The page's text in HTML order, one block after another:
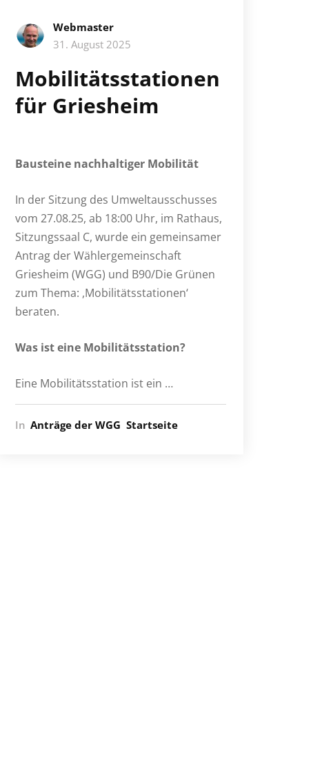
Webmaster
31. August 2025
Mobilitätsstationen
für Griesheim
Bausteine nachhaltiger Mobilität
In der Sitzung des Umweltausschusses
vom 27.08.25, ab 18:00 Uhr, im Rathaus,
Sitzungssaal C, wurde ein gemeinsamer
Antrag der Wählergemeinschaft
Griesheim (WGG) und B90/Die Grünen
zum Thema: ,Mobilitätsstationen‘
beraten.
Was ist eine Mobilitätsstation?
Eine Mobilitätsstation ist ein …
In Anträge der WGG Startseite